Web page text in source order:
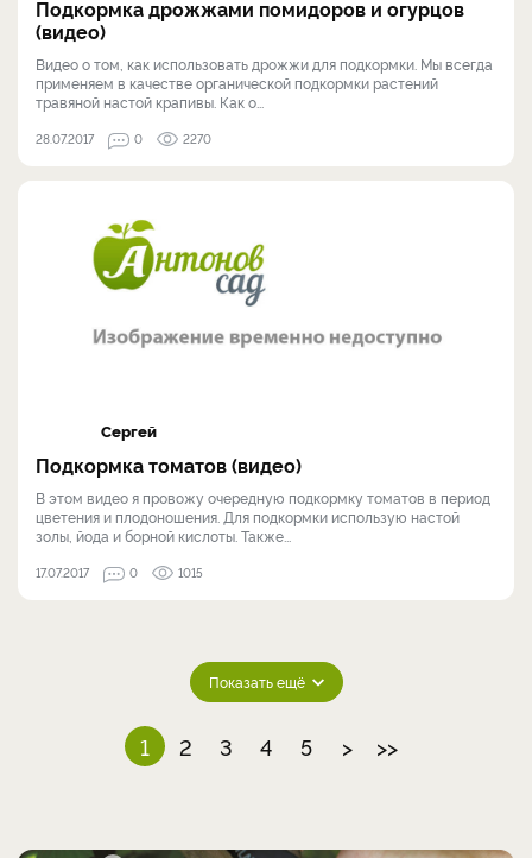
Подкормка дрожжами помидоров и огурцов
(видео)
Видео о том, как использовать дрожжи для подкормки. Мы всегда
применяем в качестве органической подкормки растений
травяной настой крапивы. Как о...
28.07.2017 0 2270
Сергей
Подкормка томатов (видео)
В этом видео я провожу очередную подкормку томатов в период
цветения и плодоношения. Для подкормки использую настой
золы, йода и борной кислоты. Также...
17.07.2017 0 1015
Показать ещё
1 2 3 4 5 > >>